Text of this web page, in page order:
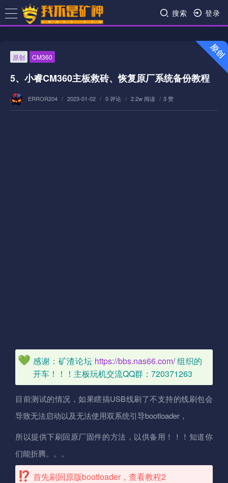
搜索 登录
原创 CM360
5、小睿CM360主板救砖、恢复原厂系统备份教程
ERROR204 / 2023-01-02 / 0 评论 / 2.2w 阅读 / 3 赞
感谢：矿渣论坛 https://bbs.nas66.com/组织的
开车！！！主板玩机交流QQ群：720371263
目前测试的情况，如果瞎搞USB线刷了不支持的线刷包会
导致无法启动以及无法使用双系统引导bootloader，
所以提供下刷回原厂固件的方法，以供备用！！！知道你
们能折腾。。。
首先刷回原版bootloader，查看教程2